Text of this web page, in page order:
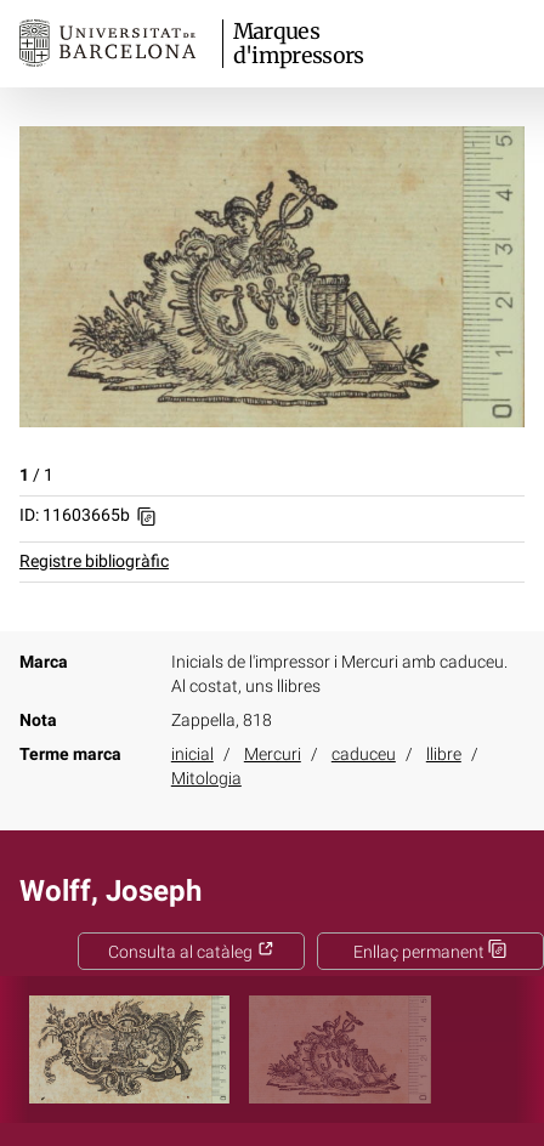
Marques
d'impressors
1 / 1
ID: 11603665b
Registre bibliogràfic
Marca
Inicials de l'impressor i Mercuri amb caduceu.
Al costat, uns llibres
Nota
Zappella, 818
Terme marca
inicial Mercuri caduceu
llibre
Mitologia
Wolff, Joseph
Enllaç permanent
Consulta al catàleg